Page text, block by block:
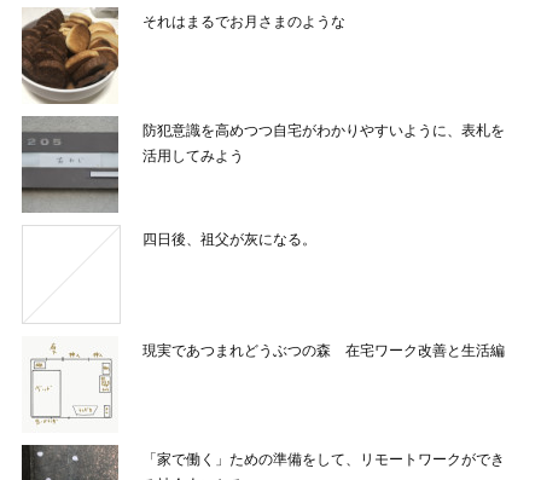
それはまるでお月さまのような
防犯意識を高めつつ自宅がわかりやすいように、表札を
活用してみよう
四日後、祖父が灰になる。
現実であつまれどうぶつの森 在宅ワーク改善と生活編
「家で働く」ための準備をして、リモートワークができ